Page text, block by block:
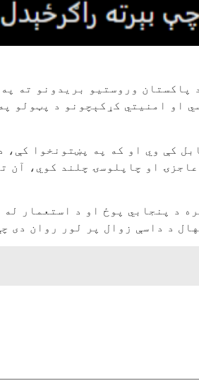
وروستيو بریدونو ته
او امنیتي کړکېچونو د پټولو
کې وي او که په پښتونخوا کې،
او چاپلوسۍ چلند کوي، آن
د پنجابي پوځ او د استعمار
د داسې زوال پر لور روان دی